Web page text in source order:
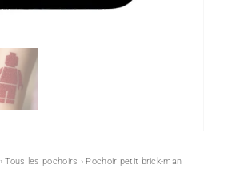
›Tous les pochoirs › Pochoir petit brick-man